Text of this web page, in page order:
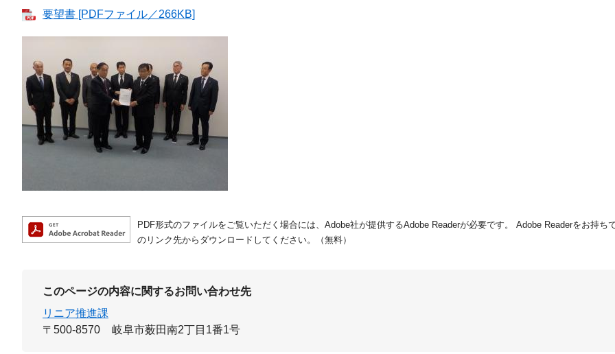
要望書 [PDFファイル／266KB]
PDF形式のファイルをご覧いただく場合には、Adobe社が提供するAdobe Readerが必要です。
Adobe Readerをお持ち
のリンク先からダウンロードしてください。（無料）
このページの内容に関するお問い合わせ先
リニア推進課
〒500-8570
岐阜市薮田南2丁目1番1号